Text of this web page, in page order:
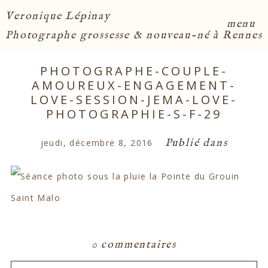
menu
Veronique Lépinay
Photographe grossesse & nouveau-né à Rennes
PHOTOGRAPHE-COUPLE-
AMOUREUX-ENGAGEMENT-
LOVE-SESSION-JEMA-LOVE-
PHOTOGRAPHIE-S-F-29
jeudi, décembre 8, 2016 Publié dans
0 commentaires